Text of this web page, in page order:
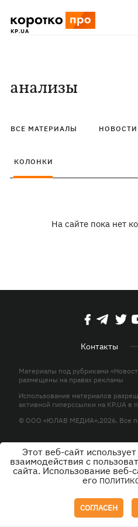
анализы
ВСЕ МАТЕРИАЛЫ НОВОСТИ
КОЛОНКИ
На сайте пока нет
Контакты
Материалы под рубриками
размещены на правах рекламы
Использование материалов
активной гиперссылки на KP.UA в
© ООО «ЮЛАВ МЕДИА»,2026. Все
Дизайн
Этот веб-сайт
взаимодействия с
сайта. Использование веб-
его
СОГЛАСЕН